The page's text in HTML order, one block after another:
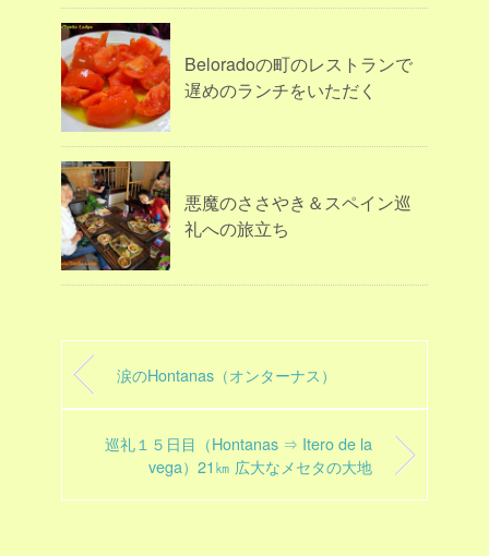
Beloradoの町のレストランで
遅めのランチをいただく
悪魔のささやき＆スペイン巡
礼への旅立ち
涙のHontanas（オンターナス）
巡礼１５日目（Hontanas ⇒ Itero de la
vega）21㎞ 広大なメセタの大地